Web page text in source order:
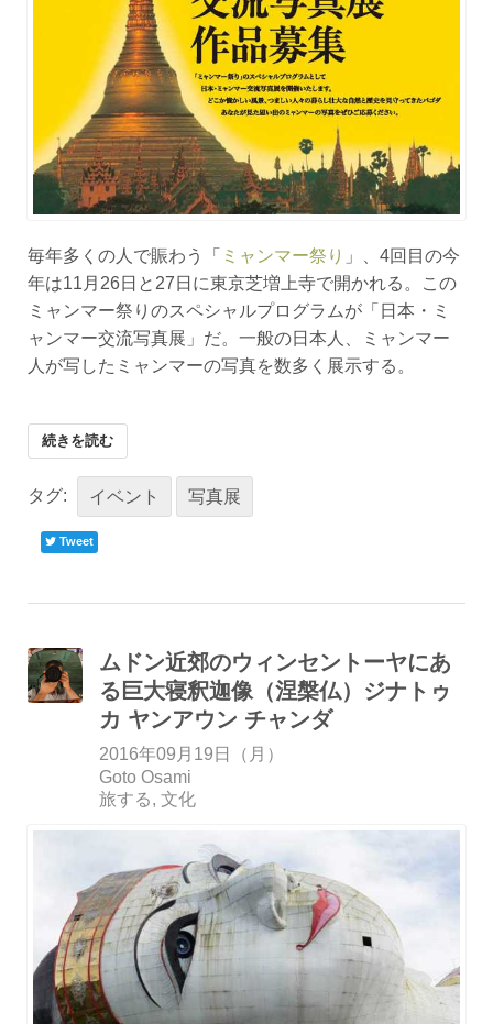
毎年多くの人で賑わう「 ミャンマー祭り 」、4回目の今
年は11月26日と27日に東京芝増上寺で開かれる。この
ミャンマー祭りのスペシャルプログラムが「日本・ミ
ャンマー交流写真展」だ。一般の日本人、ミャンマー
人が写したミャンマーの写真を数多く展示する。
続きを読む
タグ: イベント 写真展
Tweet
ムドン近郊のウィンセントーヤにあ
る巨大寝釈迦像（涅槃仏）ジナトゥ
カ ヤンアウン チャンダ
2016年09月19日（月）
Goto Osami
旅する 文化